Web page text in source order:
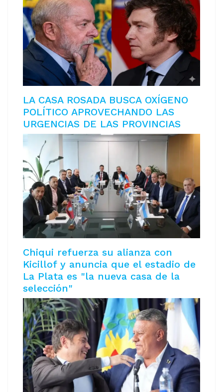
LA CASA ROSADA BUSCA OXÍGENO
POLÍTICO APROVECHANDO LAS
URGENCIAS DE LAS PROVINCIAS
Chiqui refuerza su alianza con
Kicillof y anuncia que el estadio de
La Plata es "la nueva casa de la
selección"